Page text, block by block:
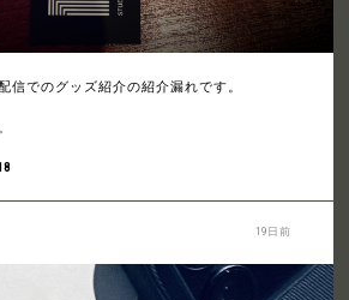
信でのグッズ紹介の紹介漏れです。
19日前